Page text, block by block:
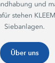
und
stehen
Siebanlagen.
Über uns